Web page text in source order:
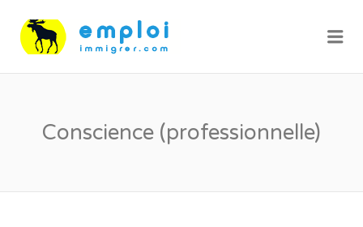
Conscience (professionnelle)